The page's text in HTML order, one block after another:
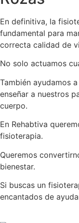
En definitiva, la
fundamental para
correcta calidad de
No solo actuamos
También ayudamos
enseñar a nuestros
cuerpo.
En Rehabtiva
fisioterapia.
Queremos
bienestar.
Si buscas un
encantados de